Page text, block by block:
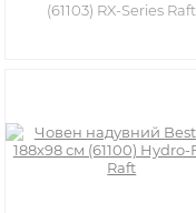
(61103) RX-Series Raft